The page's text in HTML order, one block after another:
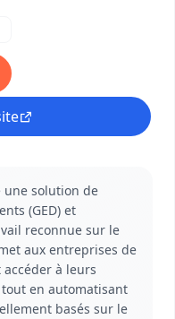
une solution de
(GED) et
reconnue sur le
aux entreprises de
à leurs
en automatisant
basés sur le